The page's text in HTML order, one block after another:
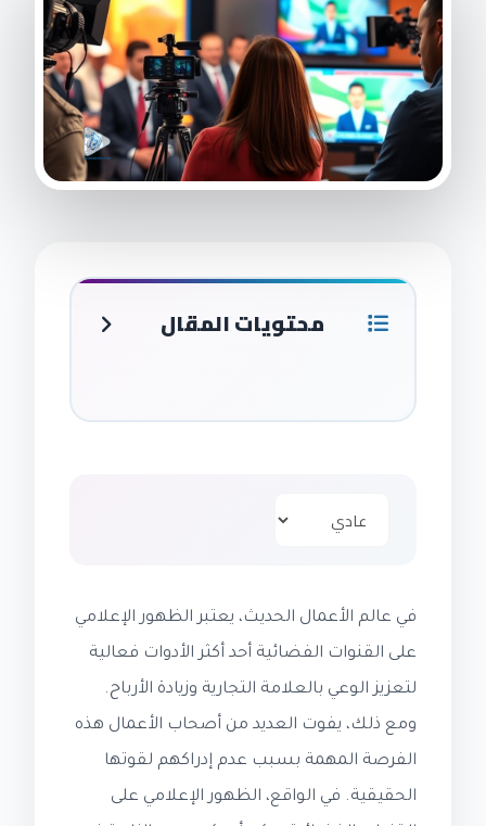
محتويات المقال
في عالم الأعمال الحديث، يعتبر الظهور الإعلامي
على القنوات الفضائية أحد أكثر الأدوات فعالية
لتعزيز الوعي بالعلامة التجارية وزيادة الأرباح.
ومع ذلك، يفوت العديد من أصحاب الأعمال هذه
الفرصة المهمة بسبب عدم إدراكهم لقوتها
الحقيقية. في الواقع، الظهور الإعلامي على